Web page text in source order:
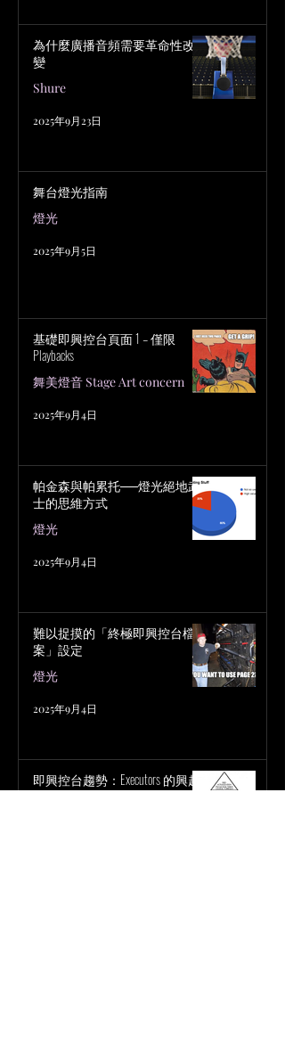
為什麼廣播音頻需要革命性改
變
Shure
2025年9月23日
舞台燈光指南
燈光
2025年9月5日
基礎即興控台頁面 1 – 僅限
Playbacks
舞美燈音 Stage Art concern
2025年9月4日
帕金森與帕累托──燈光絕地武
士的思維方式
燈光
2025年9月4日
難以捉摸的「終極即興控台檔
案」設定
燈光
2025年9月4日
即興控台趨勢：Executors 的興起